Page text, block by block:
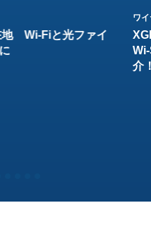
地 Wi-Fiと光ファイ
ワ
介